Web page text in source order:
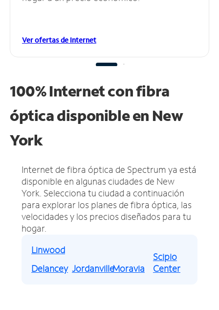
Ver ofertas de Internet
100% Internet con fibra
óptica disponible en New
York
Internet de fibra óptica de Spectrum ya está
disponible en algunas ciudades de New
York. Selecciona tu ciudad a continuación
para explorar los planes de fibra óptica, las
velocidades y los precios diseñados para tu
hogar.
Linwood
Delancey JordanvilleMoravia
Scipio
Center